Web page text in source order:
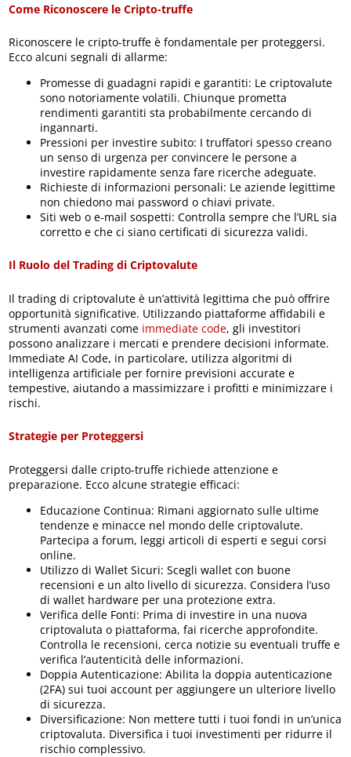
Come Riconoscere le Cripto-truffe
Riconoscere le cripto-truffe è fondamentale per proteggersi.
Ecco alcuni segnali di allarme:
Promesse di guadagni rapidi e garantiti: Le criptovalute
sono notoriamente volatili. Chiunque prometta
rendimenti garantiti sta probabilmente cercando di
ingannarti.
Pressioni per investire subito: I truffatori spesso creano
un senso di urgenza per convincere le persone a
investire rapidamente senza fare ricerche adeguate.
Richieste di informazioni personali: Le aziende legittime
non chiedono mai password o chiavi private.
Siti web o e-mail sospetti: Controlla sempre che l’URL sia
corretto e che ci siano certificati di sicurezza validi.
Il Ruolo del Trading di Criptovalute
Il trading di criptovalute è un’attività legittima che può offrire
opportunità significative. Utilizzando piattaforme affidabili e
strumenti avanzati come immediate code, gli investitori
possono analizzare i mercati e prendere decisioni informate.
Immediate AI Code, in particolare, utilizza algoritmi di
intelligenza artificiale per fornire previsioni accurate e
tempestive, aiutando a massimizzare i profitti e minimizzare i
rischi.
Strategie per Proteggersi
Proteggersi dalle cripto-truffe richiede attenzione e
preparazione. Ecco alcune strategie efficaci:
Educazione Continua: Rimani aggiornato sulle ultime
tendenze e minacce nel mondo delle criptovalute.
Partecipa a forum, leggi articoli di esperti e segui corsi
online.
Utilizzo di Wallet Sicuri: Scegli wallet con buone
recensioni e un alto livello di sicurezza. Considera l’uso
di wallet hardware per una protezione extra.
Verifica delle Fonti: Prima di investire in una nuova
criptovaluta o piattaforma, fai ricerche approfondite.
Controlla le recensioni, cerca notizie su eventuali truffe e
verifica l’autenticità delle informazioni.
Doppia Autenticazione: Abilita la doppia autenticazione
(2FA) sui tuoi account per aggiungere un ulteriore livello
di sicurezza.
Diversificazione: Non mettere tutti i tuoi fondi in un’unica
criptovaluta. Diversifica i tuoi investimenti per ridurre il
rischio complessivo.